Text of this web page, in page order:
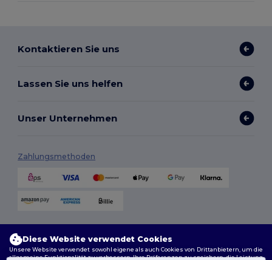
Kontaktieren Sie uns
Lassen Sie uns helfen
Unser Unternehmen
Zahlungsmethoden
Diese Website verwendet Cookies
Unsere Website verwendet sowohl eigene als auch Cookies von Drittanbietern, um die
allgemeine Funktionalität zu verbessern, Ihre Präferenzen zu speichern, die Leistung